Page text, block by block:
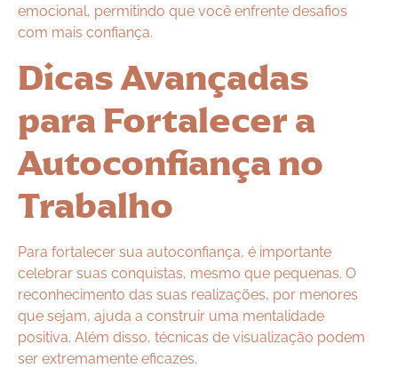
emocional, permitindo que você enfrente desafios
com mais confiança.
Dicas Avançadas
para Fortalecer a
Autoconfiança no
Trabalho
Para fortalecer sua autoconfiança, é importante
celebrar suas conquistas, mesmo que pequenas. O
reconhecimento das suas realizações, por menores
que sejam, ajuda a construir uma mentalidade
positiva. Além disso, técnicas de visualização podem
ser extremamente eficazes.